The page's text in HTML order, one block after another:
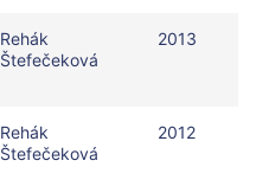
Rehák
Štefečeková
2013
Rehák
Štefečeková
2012